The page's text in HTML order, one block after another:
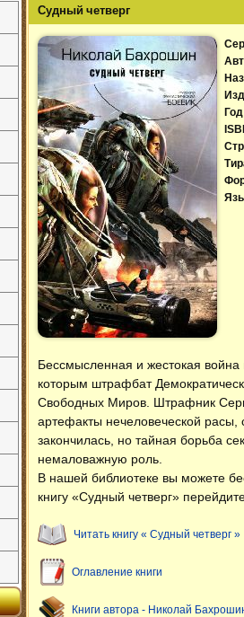
Судный четверг
Бессмысленная и жестокая война
которым штрафбат
Свободных Миров. Штрафник
артефакты нечеловеческой
закончилась, но тайная борьба
немаловажную роль.
В нашей библиотеке вы можете
книгу «Судный четверг»
Читать книгу « Судный четверг »
Оглавление книги
Книги автора - Николай